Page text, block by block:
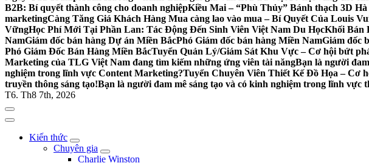
B2B: Bí quyết thành công cho doanh nghiệpKiều Mai – “Phù Thủy” Bánh thạch 3D
marketingCàng Tăng Giá Khách Hàng Mua càng lao vào mua – Bí Quyết Của Louis
VữngHọc Phí Mới Tại Phần Lan: Tác Động Đến Sinh Viên Việt Nam Du HọcKhối Bán
NamGiám đốc bán hàng Dự án Miền BắcPhó Giám đốc bán hàng Miền NamGiám đốc
Phó Giám Đốc Bán Hàng Miền BắcTuyển Quản Lý/Giám Sát Khu Vực – Cơ hội bứt
Marketing của TLG Việt Nam đang tìm kiếm những ứng viên tài năngBạn là người
nghiệm trong lĩnh vực Content Marketing?Tuyển Chuyên Viên Thiết Kế Đồ Họa – Cơ
truyền thông sáng tạo!Bạn là người đam mê sáng tạo và có kinh nghiệm trong lĩnh vực
T6. Th8 7th, 2026
Kiến thức
Chuyên gia
Charlie Winston